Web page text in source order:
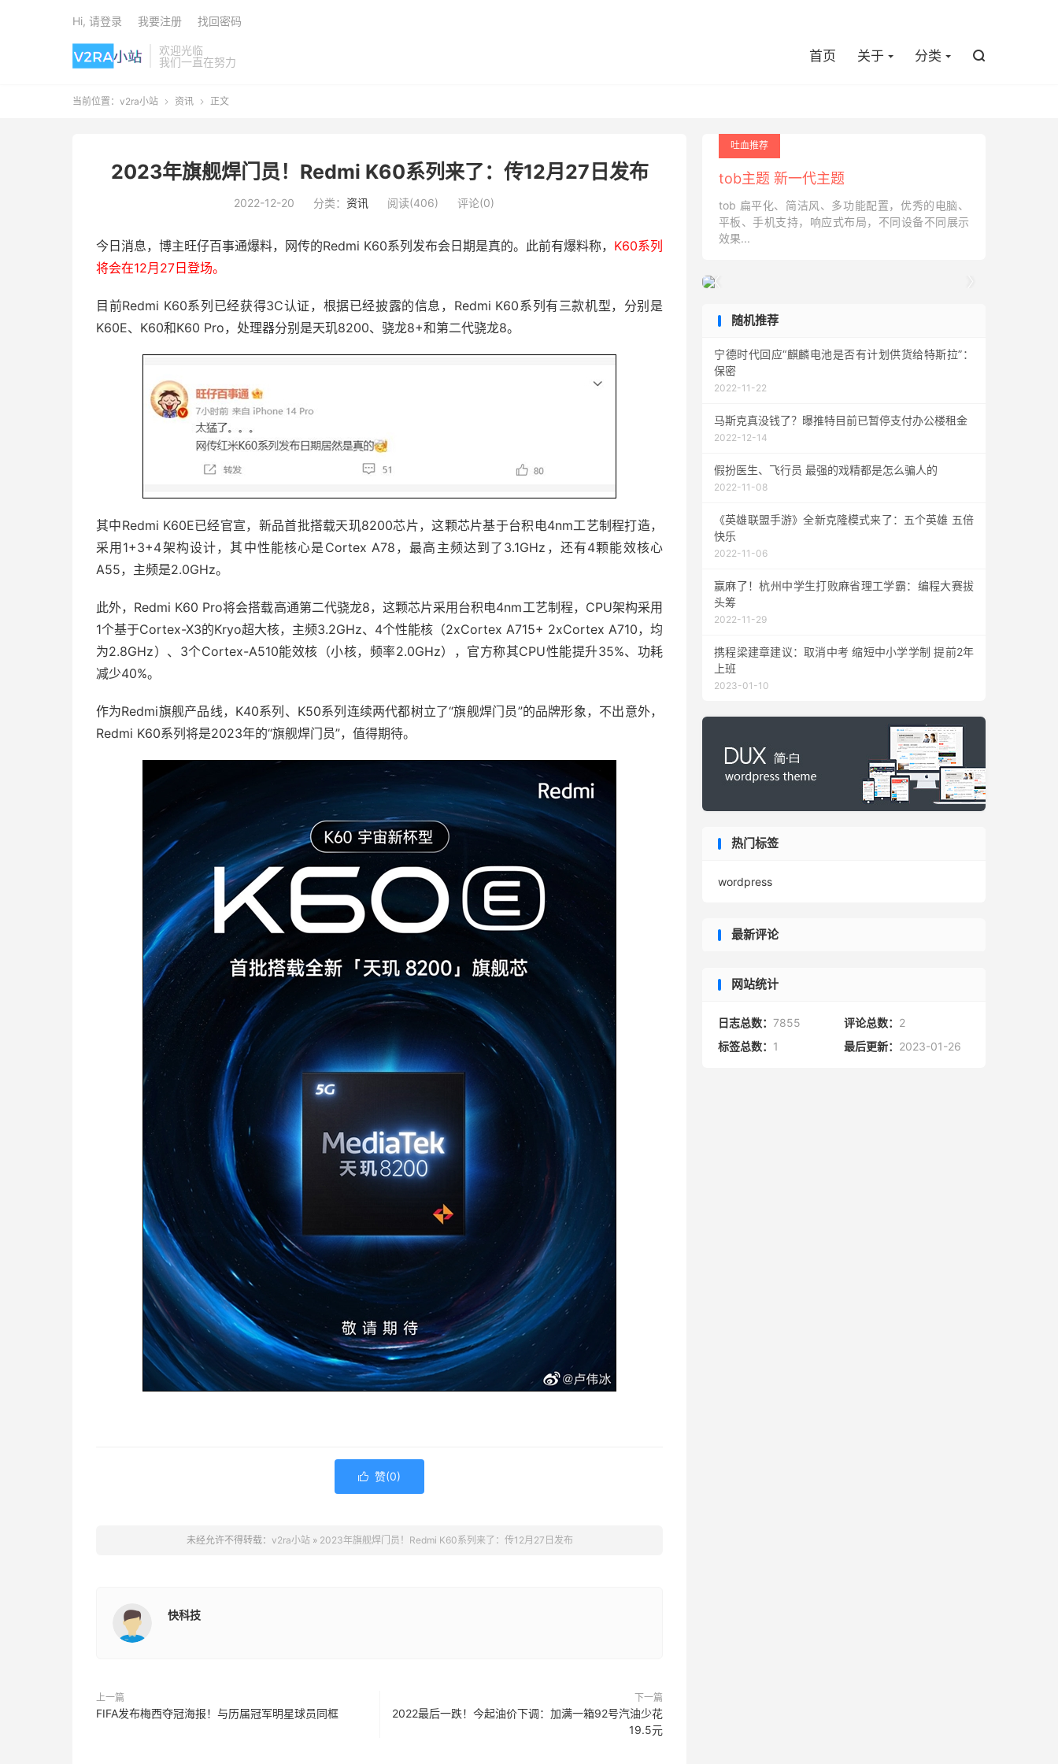
欢迎光临
我们一直在努力
首页 关于 分类 
Hi, 请登录 我要注册 找回密码
当前位置： v2ra小站  资讯  正文
2023年旗舰焊门员！Redmi K60系列来了：传12月27日发布
2022-12-20 分类： 资讯 阅读(406) 评论(0)
今日消息，博主旺仔百事通爆料，网传的Redmi K60系列发布会日期是真的。此前有爆料称， K60系列
将会在12月27日登场。
目前Redmi K60系列已经获得3C认证，根据已经披露的信息，Redmi K60系列有三款机型，分别是
K60E、K60和K60 Pro，处理器分别是天玑8200、骁龙8+和第二代骁龙8。
其中Redmi K60E已经官宣，新品首批搭载天玑8200芯片，这颗芯片基于台积电4nm工艺制程打造，
采用1+3+4架构设计，其中性能核心是Cortex A78，最高主频达到了3.1GHz，还有4颗能效核心
A55，主频是2.0GHz。
此外，Redmi K60 Pro将会搭载高通第二代骁龙8，这颗芯片采用台积电4nm工艺制程，CPU架构采用
1个基于Cortex-X3的Kryo超大核，主频3.2GHz、4个性能核（2xCortex A715+ 2xCortex A710，均
为2.8GHz）、3个Cortex-A510能效核（小核，频率2.0GHz），官方称其CPU性能提升35%、功耗
减少40%。
作为Redmi旗舰产品线，K40系列、K50系列连续两代都树立了“旗舰焊门员”的品牌形象，不出意外，
Redmi K60系列将是2023年的“旗舰焊门员”，值得期待。
 赞(0)
未经允许不得转载： v2ra小站» 2023年旗舰焊门员！Redmi K60系列来了：传12月27日发布
快科技
上一篇
FIFA发布梅西夺冠海报！与历届冠军明星球员同框
下一篇
2022最后一跌！今起油价下调：加满一箱92号汽油少花
19.5元
吐血推荐
tob主题 新一代主题
tob 扁平化、简洁风、多功能配置，优秀的电脑、
平板、手机支持，响应式布局，不同设备不同展示
效果...

随机推荐
宁德时代回应“麒麟电池是否有计划供货给特斯拉”：
保密
2022-11-22
马斯克真没钱了？曝推特目前已暂停支付办公楼租金
2022-12-14
假扮医生、飞行员 最强的戏精都是怎么骗人的
2022-11-08
《英雄联盟手游》全新克隆模式来了：五个英雄 五倍
快乐
2022-11-06
赢麻了！杭州中学生打败麻省理工学霸：编程大赛拔
头筹
2022-11-29
携程梁建章建议：取消中考 缩短中小学学制 提前2年
上班
2023-01-10
热门标签
wordpress
最新评论
网站统计
日志总数： 7855 评论总数： 2
标签总数： 1 最后更新： 2023-01-26